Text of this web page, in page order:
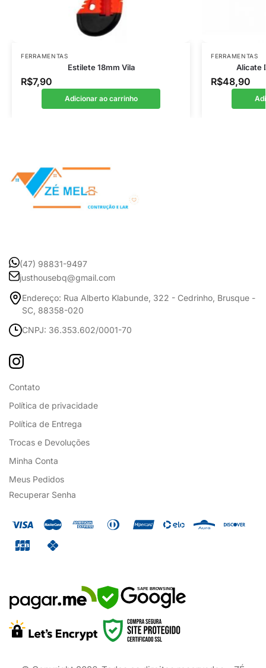
FERRAMENTAS
Estilete 18mm Vila
R$7,90
Adicionar ao carrinho
FERRAMENTAS
Alicate
R$48,90
(47) 98831-9497
justhousebq@gmail.com
Endereço: Rua Alberto Klabunde, 322 - Cedrinho, Brusque -
SC, 88358-020
CNPJ: 36.353.602/0001-70
Contato
Política de privacidade
Política de Entrega
Trocas e Devoluções
Minha Conta
Meus Pedidos
Recuperar Senha
SAFE BROWSING